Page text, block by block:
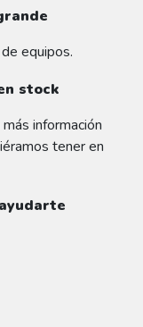
equipos.
stock
información
tener en